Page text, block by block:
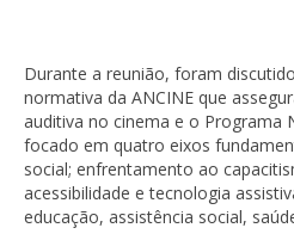
Durante a reunião, foram
normativa da ANCINE que
auditiva no cinema e o Programa
focado em quatro eixos
social; enfrentamento ao
acessibilidade e tecnologia
educação, assistência social,